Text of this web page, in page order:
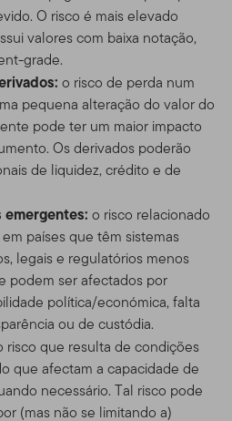
O risco é mais elevado
valores com baixa notação,
grade.
o risco de perda num
pequena alteração do valor do
pode ter um maior impacto
Os derivados poderão
de liquidez, crédito e de
emergentes: o risco relacionado
países que têm sistemas
legais e regulatórios menos
podem ser afectados por
política/económica, falta
ou de custódia.
risco que resulta de condições
que afectam a capacidade de
necessário. Tal risco pode
(mas não se limitando a)